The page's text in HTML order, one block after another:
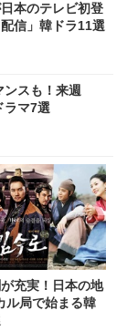
本のテレビ初登
信」韓ドラ11選
ンスも！来週
ラマ7選
充実！日本の地
ル局で始まる韓